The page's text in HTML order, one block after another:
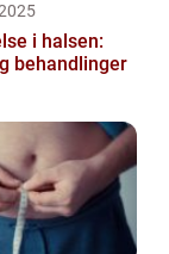
i halsen:
behandlinger